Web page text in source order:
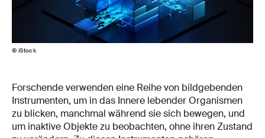
© iStock
Forschende verwenden eine Reihe von bildgebenden
Instrumenten, um in das Innere lebender Organismen
zu blicken, manchmal während sie sich bewegen, und
um inaktive Objekte zu beobachten, ohne ihren Zustand